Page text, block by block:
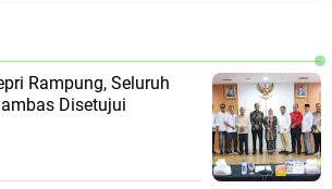
Rampung, Seluruh
Disetujui